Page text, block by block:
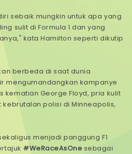
sebaik mungkin untuk apa yang
sulit di Formula 1 dan yang
kata Hamilton seperti dikutip
berbeda di saat dunia
mengumandangkan kampanye
kematian George Floyd, pria kulit
polisi di Minneapolis,
menjadi panggung F1
#WeRaceAsOne sebagai